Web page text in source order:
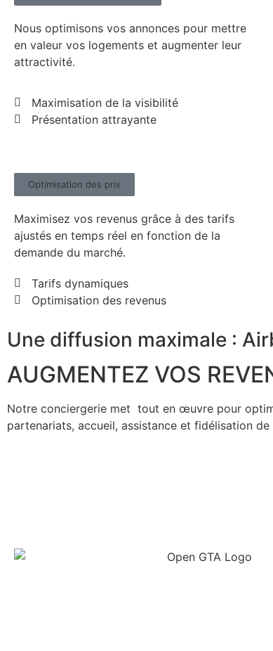
Nous optimisons vos annonces pour mettre
en valeur vos logements et augmenter leur
attractivité.
Maximisation de la visibilité
Présentation attrayante
Optimisation des prix
Maximisez vos revenus grâce à des tarifs
ajustés en temps réel en fonction de la
demande du marché.
Tarifs dynamiques
Optimisation des revenus
Une diffusion maximale :
AUGMENTEZ VOS
Notre conciergerie met tout en œuvre pour
partenariats, accueil, assistance et fidélisation